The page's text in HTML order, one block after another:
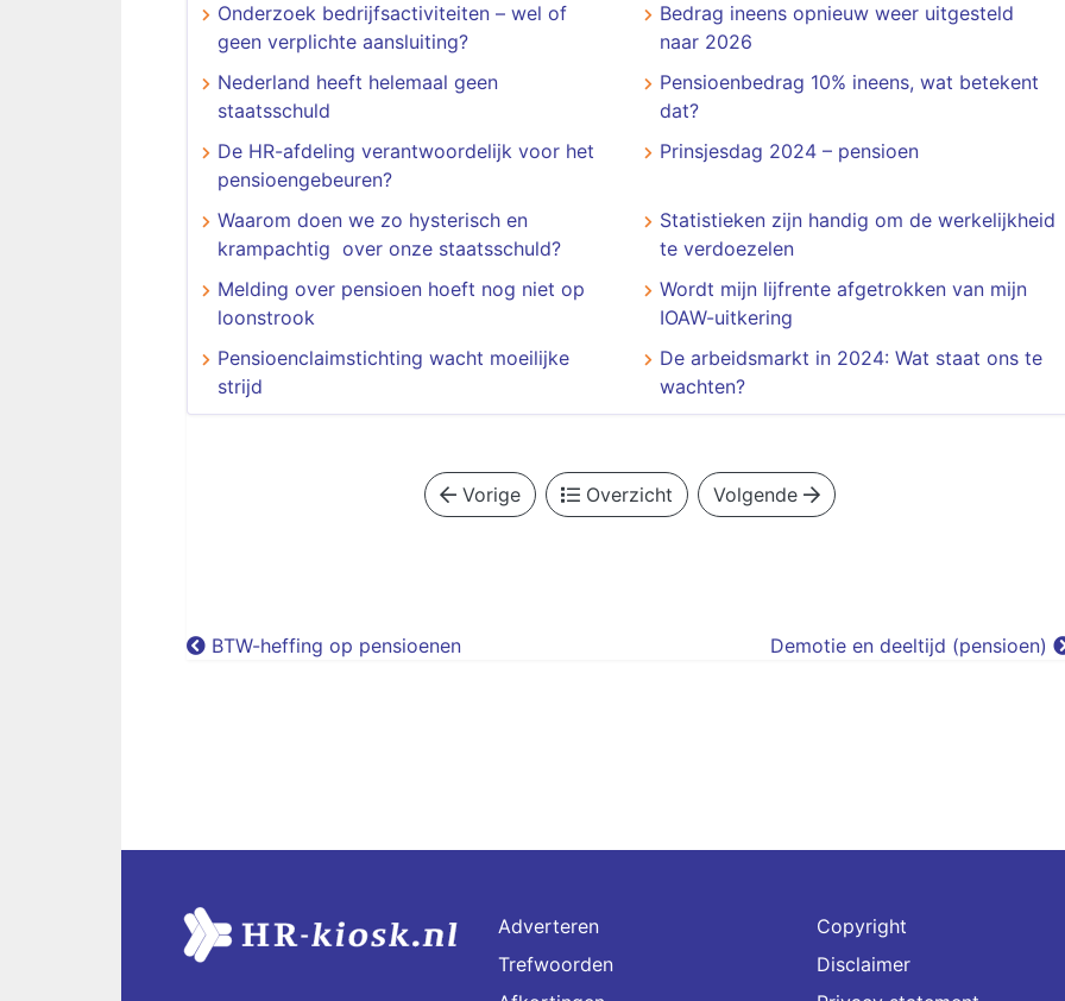
Onderzoek bedrijfsactiviteiten – wel of
geen verplichte aansluiting?
Bedrag ineens opnieuw weer uitgesteld
naar 2026
Nederland heeft helemaal geen
staatsschuld
Pensioenbedrag 10% ineens, wat betekent
dat?
De HR-afdeling verantwoordelijk voor het
pensioengebeuren?
Prinsjesdag 2024 – pensioen
Waarom doen we zo hysterisch en
krampachtig over onze staatsschuld?
Statistieken zijn handig om de werkelijkheid
te verdoezelen
Melding over pensioen hoeft nog niet op
loonstrook
Wordt mijn lijfrente afgetrokken van mijn
IOAW-uitkering
Pensioenclaimstichting wacht moeilijke
strijd
De arbeidsmarkt in 2024: Wat staat ons te
wachten?
Vorige Overzicht Volgende
BTW-heffing op pensioenen Demotie en deeltijd (pensioen)
Adverteren
Trefwoorden
Copyright
Disclaimer